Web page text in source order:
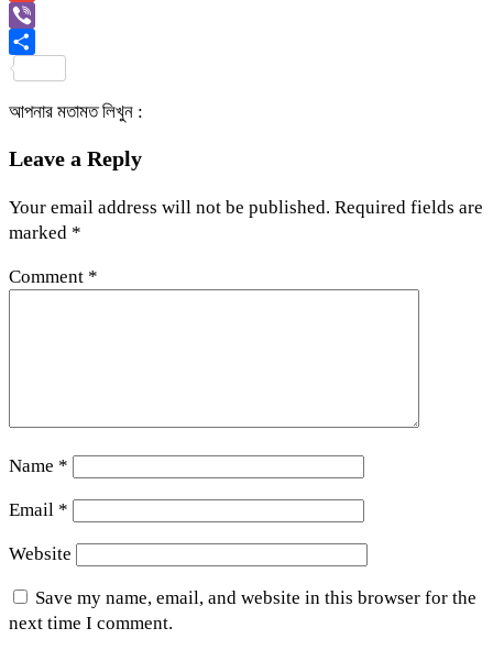
Link
Gmail
Viber
আপনার মতামত লিখুন :
Leave a Reply
Your email address will not be published. Required fields are
marked *
Comment *
Name *
Email *
Website
Save my name, email, and website in this browser for the
next time I comment.